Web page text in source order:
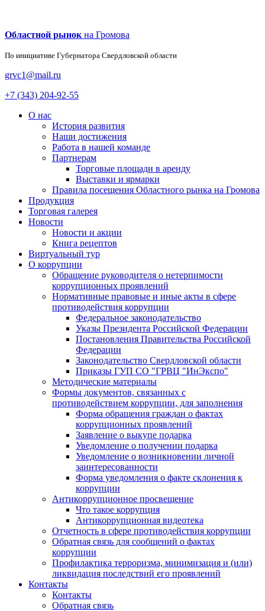
Областной рынок на Громова
По инициативе Губернатора Свердловской области
grvc1@mail.ru
+7 (343) 204-92-55
О нас
История развития
Наши достижения
Работа в нашей команде
Партнерам
Торговые площади в аренду
Выставки и ярмарки
Правила посещения Областного рынка на Громова
Продукция
Торговая галерея
Новости
Новости и акции
Книга рецептов
Виртуальный тур
О коррупции
Обращение руководителя о нетерпимости
коррупционных проявлений
Нормативные правовые и иные акты в сфере
противодействия коррупции
Федеральное законодательство
Указы Президента Российской Федерации
Постановления Правительства Российской
Федерации
Законодательство Свердловской области
Приказы ГУП СО "ГРВЦ "ИнЭкспо"
Методические материалы
Формы документов, связанных с
противодействием коррупции, для заполнения
Форма обращения граждан о фактах
коррупционных проявлений
Заявление о выкупе подарка
Уведомление о получении подарка
Уведомление о возникновении личной
заинтересованности
Форма уведомления о факте склонения к
коррупции
Антикоррупционное просвещение
Что такое коррупция
Антикоррупционная видеотека
Отчетность в сфере противодействия коррупции
Обратная связь для сообщений о фактах
коррупции
Профилактика терроризма, минимизация и (или)
ликвидация последствий его проявлений
Контакты
Контакты
Обратная связь